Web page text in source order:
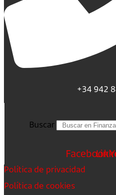
+34 942
Buscar
Facebook
Política de privacidad
Política de cookies